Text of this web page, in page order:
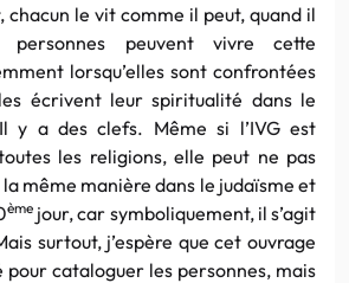
chacun le vit comme il peut, quand il
personnes peuvent vivre cette
lorsqu’elles sont confrontées
écrivent leur spiritualité dans le
y a des clefs. Même si l’IVG est
les religions, elle peut ne pas
même manière dans le judaïsme et
èmejour, car symboliquement, il s’agit
surtout, j’espère que cet ouvrage
pour cataloguer les personnes, mais